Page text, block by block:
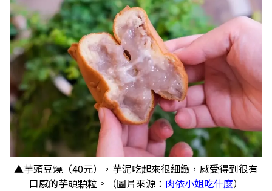
▲芋頭豆燒（40元），芋泥吃起來很細緻，感受得到很有
口感的芋頭顆粒。（圖片來源： 肉依小姐吃什麼）